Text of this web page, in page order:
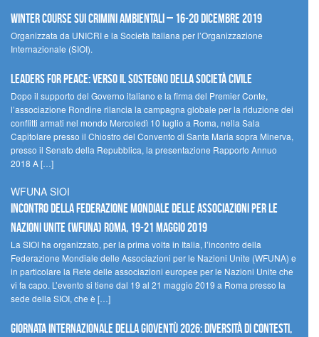
Winter Course sui Crimini Ambientali – 16-20 Dicembre 2019
Organizzata da UNICRI e la Società Italiana per l’Organizzazione
Internazionale (SIOI).
Leaders for peace: verso il sostegno della società civile
Dopo il supporto del Governo italiano e la firma del Premier Conte,
l’associazione Rondine rilancia la campagna globale per la riduzione dei
conflitti armati nel mondo Mercoledì 10 luglio a Roma, nella Sala
Capitolare presso il Chiostro del Convento di Santa Maria sopra Minerva,
presso il Senato della Repubblica, la presentazione Rapporto Annuo
2018 A […]
WFUNA SIOI
Incontro della Federazione Mondiale delle Associazioni per le
Nazioni Unite (WFUNA) Roma, 19-21 maggio 2019
La SIOI ha organizzato, per la prima volta in Italia, l’incontro della
Federazione Mondiale delle Associazioni per le Nazioni Unite (WFUNA) e
in particolare la Rete delle associazioni europee per le Nazioni Unite che
vi fa capo. L’evento si tiene dal 19 al 21 maggio 2019 a Roma presso la
sede della SIOI, che è […]
GIORNATA INTERNAZIONALE DELLA GIOVENTÙ 2026: DIVERSITÀ DI CONTESTI,